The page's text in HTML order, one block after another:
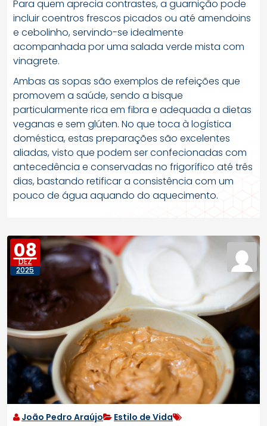
Para quem aprecia contrastes, a guarnição pode
incluir coentros frescos picados ou até amendoins
e cebolinho, servindo-se idealmente
acompanhada por uma salada verde mista com
vinagrete.
Ambas as sopas são exemplos de refeições que
promovem a saúde, sendo a bisque
particularmente rica em fibra e adequada a dietas
veganas e sem glúten. No que toca à logística
doméstica, estas preparações são excelentes
aliadas, visto que podem ser confecionadas com
antecedência e conservadas no frigorífico até três
dias, bastando retificar a consistência com um
pouco de água aquando do aquecimento.
08
DEZ
2025
João Pedro Araújo Estilo de Vida